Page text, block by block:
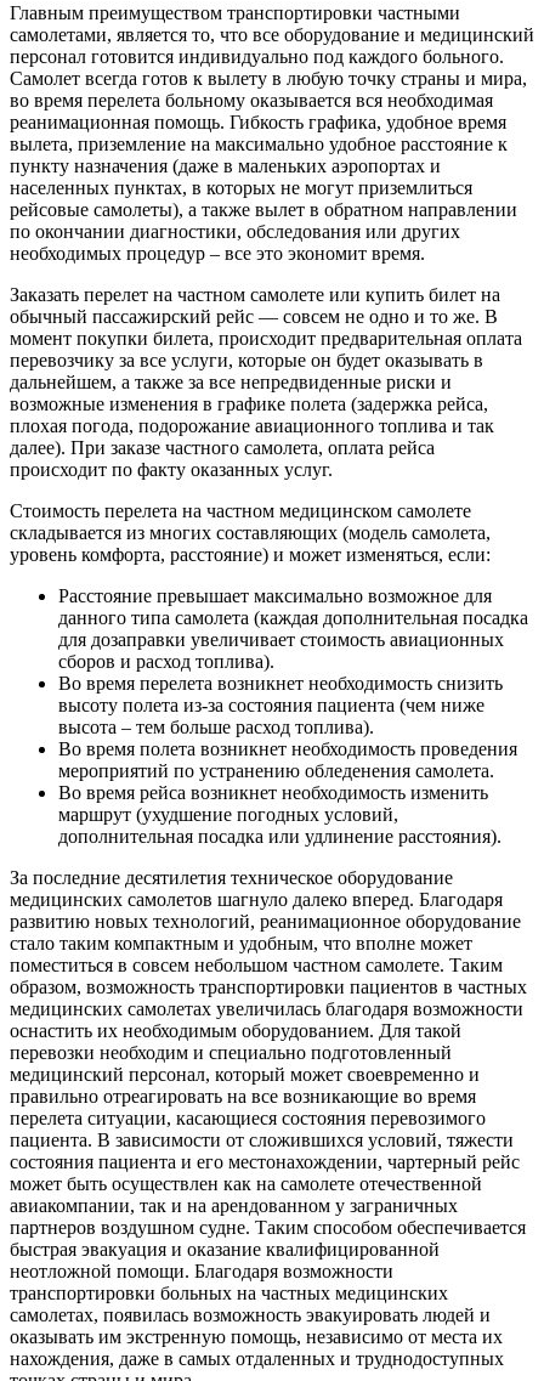
Главным преимуществом транспортировки частными
самолетами, является то, что все оборудование и медицинский
персонал готовится индивидуально под каждого больного.
Самолет всегда готов к вылету в любую точку страны и мира,
во время перелета больному оказывается вся необходимая
реанимационная помощь. Гибкость графика, удобное время
вылета, приземление на максимально удобное расстояние к
пункту назначения (даже в маленьких аэропортах и
населенных пунктах, в которых не могут приземлиться
рейсовые самолеты), а также вылет в обратном направлении
по окончании диагностики, обследования или других
необходимых процедур – все это экономит время.
Заказать перелет на частном самолете или купить билет на
обычный пассажирский рейс — совсем не одно и то же. В
момент покупки билета, происходит предварительная оплата
перевозчику за все услуги, которые он будет оказывать в
дальнейшем, а также за все непредвиденные риски и
возможные изменения в графике полета (задержка рейса,
плохая погода, подорожание авиационного топлива и так
далее). При заказе частного самолета, оплата рейса
происходит по факту оказанных услуг.
Стоимость перелета на частном медицинском самолете
складывается из многих составляющих (модель самолета,
уровень комфорта, расстояние) и может изменяться, если:
Расстояние превышает максимально возможное для
данного типа самолета (каждая дополнительная посадка
для дозаправки увеличивает стоимость авиационных
сборов и расход топлива).
Во время перелета возникнет необходимость снизить
высоту полета из-за состояния пациента (чем ниже
высота – тем больше расход топлива).
Во время полета возникнет необходимость проведения
мероприятий по устранению обледенения самолета.
Во время рейса возникнет необходимость изменить
маршрут (ухудшение погодных условий,
дополнительная посадка или удлинение расстояния).
За последние десятилетия техническое оборудование
медицинских самолетов шагнуло далеко вперед. Благодаря
развитию новых технологий, реанимационное оборудование
стало таким компактным и удобным, что вполне может
поместиться в совсем небольшом частном самолете. Таким
образом, возможность транспортировки пациентов в частных
медицинских самолетах увеличилась благодаря возможности
оснастить их необходимым оборудованием. Для такой
перевозки необходим и специально подготовленный
медицинский персонал, который может своевременно и
правильно отреагировать на все возникающие во время
перелета ситуации, касающиеся состояния перевозимого
пациента. В зависимости от сложившихся условий, тяжести
состояния пациента и его местонахождении, чартерный рейс
может быть осуществлен как на самолете отечественной
авиакомпании, так и на арендованном у заграничных
партнеров воздушном судне. Таким способом обеспечивается
быстрая эвакуация и оказание квалифицированной
неотложной помощи. Благодаря возможности
транспортировки больных на частных медицинских
самолетах, появилась возможность эвакуировать людей и
оказывать им экстренную помощь, независимо от места их
нахождения, даже в самых отдаленных и труднодоступных